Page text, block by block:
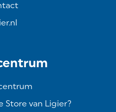
Store van Ligier?